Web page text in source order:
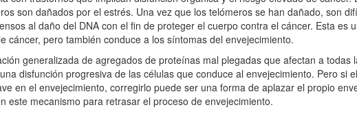
son dañados por el estrés. Una vez que los telómeros se han dañado, son
al daño del DNA con el fin de proteger el cuerpo contra el cáncer. Esta es
cáncer, pero también conduce a los síntomas del envejecimiento.
generalizada de agregados de proteínas mal plegadas que afectan a todas
disfunción progresiva de las células que conduce al envejecimiento. Pero si
en el envejecimiento, corregirlo puede ser una forma de aplazar el propio
mecanismo para retrasar el proceso de envejecimiento.